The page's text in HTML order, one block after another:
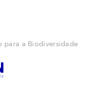
para a Biodiversidade